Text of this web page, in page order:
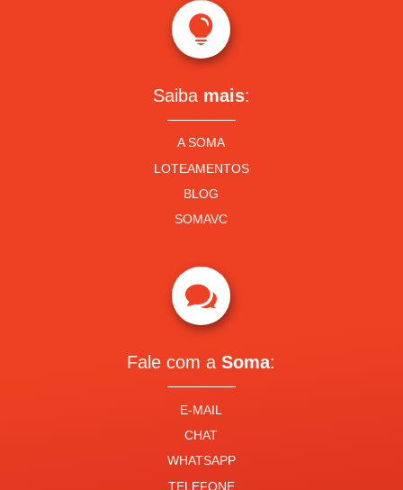

Saiba mais:
A SOMA
LOTEAMENTOS
BLOG
SOMAVC

Fale com aSoma:
E-MAIL
CHAT
WHATSAPP
TELEFONE